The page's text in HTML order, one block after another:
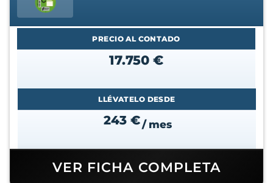
PRECIO AL CONTADO
17.750 €
LLÉVATELO DESDE
243 €/ mes
VER FICHA COMPLETA